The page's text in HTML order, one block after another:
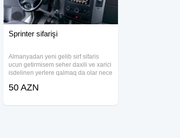
Sprinter sifarişi
Almanyadan yeni gelib sirf sifaris
ucun getirmisem seher daxili ve xarici
isdelinen yerlere qalmaq da olar nece
tebiki masinin rahatciligina gore
50 AZN